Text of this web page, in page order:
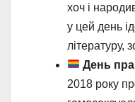
хоч і
у цей день
літературу,
День
2018 року